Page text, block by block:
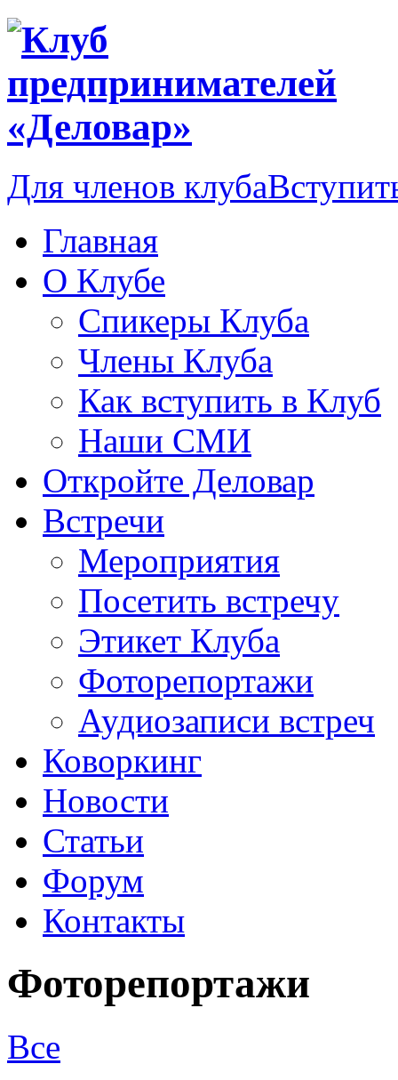
Для членов клуба
Главная
О Клубе
Спикеры Клуба
Члены Клуба
Как вступить в Клуб
Наши СМИ
Откройте Деловар
Встречи
Мероприятия
Посетить встречу
Этикет Клуба
Фоторепортажи
Аудиозаписи встреч
Коворкинг
Новости
Статьи
Форум
Контакты
Фоторепортажи
Все